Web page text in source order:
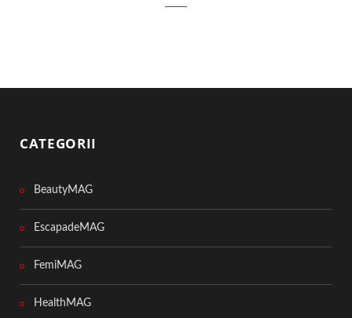
CATEGORII
BeautyMAG
EscapadeMAG
FemiMAG
HealthMAG